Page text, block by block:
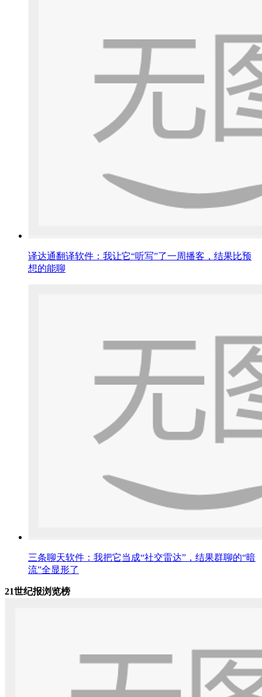
译达通翻译软件：我让它“听写”了一周播客，结果比预
想的能聊
三条聊天软件：我把它当成“社交雷达”，结果群聊的“暗
流”全显形了
21世纪报浏览榜